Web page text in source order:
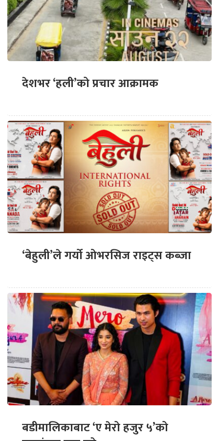
देशभर ‘हली’को प्रचार आक्रामक
‘बेहुली’ले गर्यो ओभरसिज राइट्स कब्जा
बडीमालिकाबाट ‘ए मेरो हजुर ५’को